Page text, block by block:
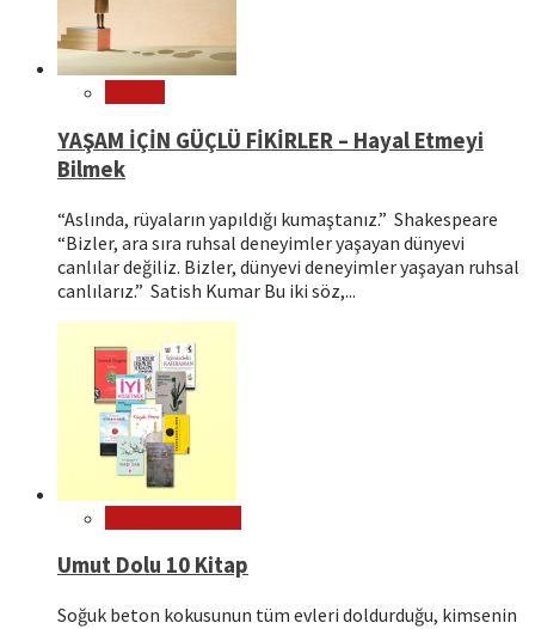
YAŞAM İÇİN GÜÇLÜ FİKİRLER – Hayal Etmeyi
Bilmek
“Aslında, rüyaların yapıldığı kumaştanız.” Shakespeare
“Bizler, ara sıra ruhsal deneyimler yaşayan dünyevi
canlılar değiliz. Bizler, dünyevi deneyimler yaşayan ruhsal
canlılarız.” Satish Kumar Bu iki söz,...
Umut Dolu 10 Kitap
Soğuk beton kokusunun tüm evleri doldurduğu, kimsenin